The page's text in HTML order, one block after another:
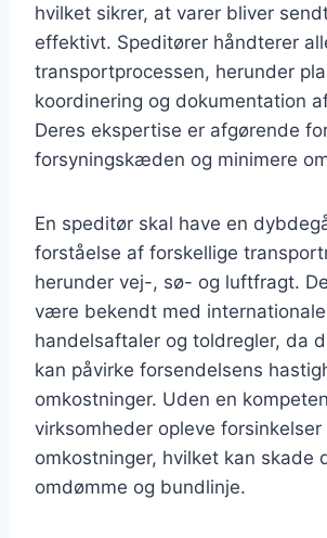
hvilket sikrer, at varer bliver
effektivt. Speditører håndterer
transportprocessen, herunder
koordinering og dokumentation
Deres ekspertise er afgørende
forsyningskæden og minimere
En speditør skal have en
forståelse af forskellige
herunder vej-, sø- og luftfragt.
være bekendt med internationale
handelsaftaler og toldregler, da
kan påvirke forsendelsens
omkostninger. Uden en
virksomheder opleve forsinkelser
omkostninger, hvilket kan skade
omdømme og bundlinje.